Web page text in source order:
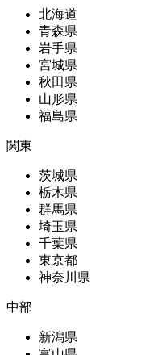
北海道
青森県
岩手県
宮城県
秋田県
山形県
福島県
関東
茨城県
栃木県
群馬県
埼玉県
千葉県
東京都
神奈川県
中部
新潟県